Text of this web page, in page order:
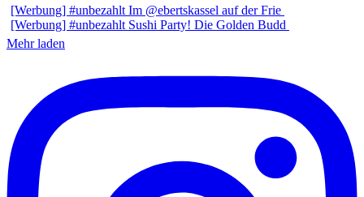
[Werbung] #unbezahlt Im @ebertskassel auf der Frie
[Werbung] #unbezahlt Sushi Party! Die Golden Budd
Mehr laden